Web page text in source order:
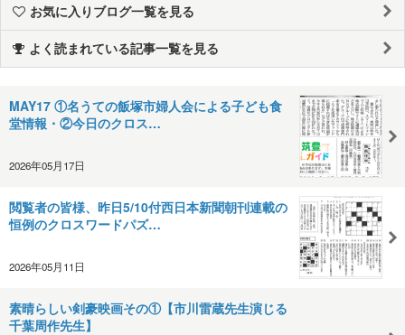
お気に入りブログ一覧を見る
よく読まれている記事一覧を見る
MAY17 ①名うての飯塚市婦人会による子ども食
堂情報・②今日のクロス…
2026年05月17日
閲覧者の皆様、昨日5/10付西日本新聞朝刊連載の
恒例のクロスワードパズ…
2026年05月11日
素晴らしい剣豪映画その①【市川雷蔵先生演じる
千葉周作先生】